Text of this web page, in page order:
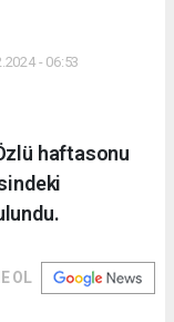
- 06:53
haftasonu
OL